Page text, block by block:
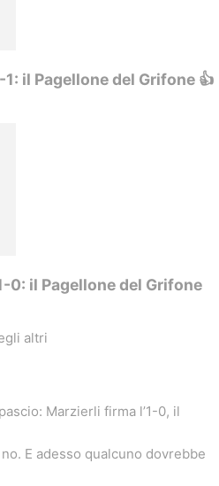
il Pagellone del Grifone 👍
0: il Pagellone del Grifone
altri
Marzierli firma l’1-0, il
E adesso qualcuno dovrebbe